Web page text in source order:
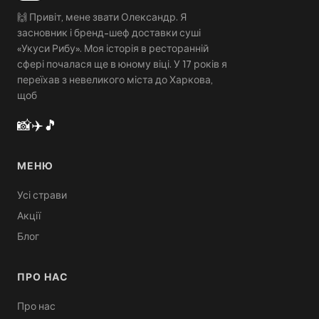
🙌 Привіт, мене звати Олександр. Я
засновник і бренд-шеф доставки суші
«Укуси Рибу». Моя історія в ресторанній
сфері почалася ще в юному віці. У 17 років я
переїхав з невеликого міста до Харкова,
щоб
📸✈️🎵
МЕНЮ
Усі страви
Акції
Блог
ПРО НАС
Про нас